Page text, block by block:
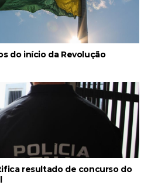
do início da Revolução
resultado de concurso do